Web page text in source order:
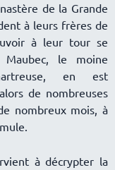
de la Grande
à leurs frères de
à leur tour se
le moine
en est
de nombreuses
nombreux mois, à
à décrypter la